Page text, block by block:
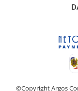
©Copyright Argos